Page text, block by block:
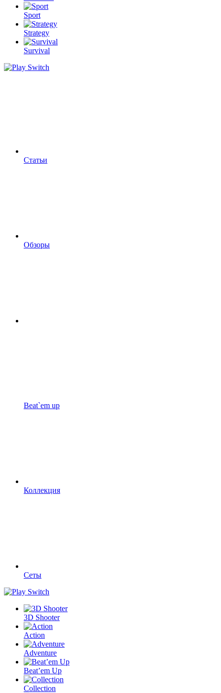
Sport
Strategy
Survival
Статьи
Обзоры
Beat`em up
Коллекция
Сеты
3D Shooter
Action
Adventure
Beat’em Up
Collection